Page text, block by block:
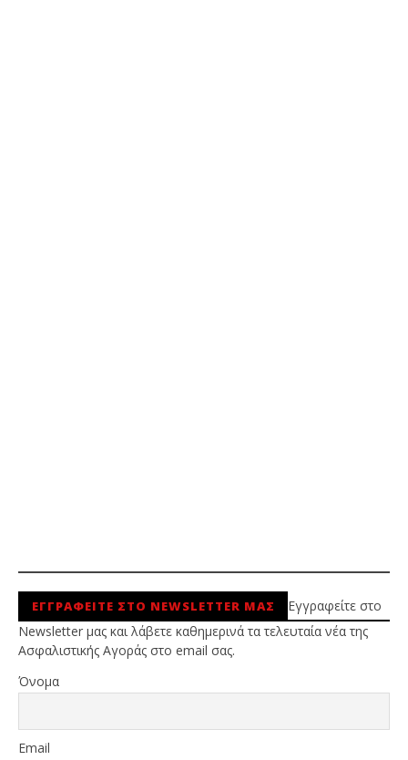
ΕΓΓΡΑΦΕΙΤΕ ΣΤΟ NEWSLETTER ΜΑΣ
Εγγραφείτε στο
Newsletter μας και λάβετε καθημερινά τα τελευταία νέα της
Ασφαλιστικής Αγοράς στο email σας.
Όνομα
Email